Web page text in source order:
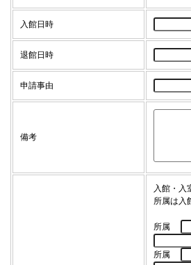
入館日時
退館日時
申請事由
備考
入館・入
所属は入
所属
所属